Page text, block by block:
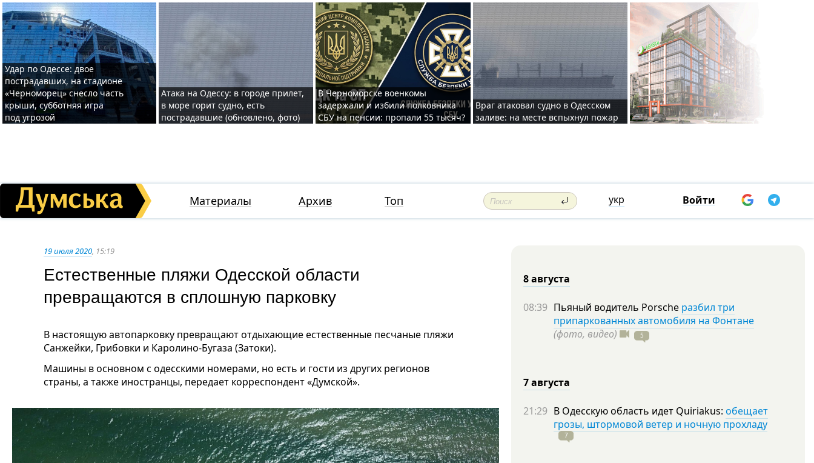
Удар по Одессе: двое
пострадавших, на стадионе
«Черноморец» снесло часть
крыши, субботняя игра
под угрозой
Атака на Одессу: в городе прилет,
в море горит судно, есть
пострадавшие (обновлено, фото)
В Черноморске военкомы
задержали и избили полковника
СБУ на пенсии: пропали 55 тысяч?
Враг атаковал судно в Одесском
заливе: на месте вспыхнул пожар
Материалы Архив Топ укр Войти
19 июля 2020, 15:19
Естественные пляжи Одесской области
превращаются в сплошную парковку
В настоящую автопарковку превращают отдыхающие естественные песчаные пляжи
Санжейки, Грибовки и Каролино-Бугаза (Затоки).
Машины в основном с одесскими номерами, но есть и гости из других регионов
страны, а также иностранцы, передает корреспондент «Думской».
8 августа
08:39 Пьяный водитель Porsche разбил три
припаркованных автомобиля на Фонтане
(фото, видео)
5
7 августа
21:29 В Одесскую область идет Quiriakus: обещает
грозы, штормовой ветер и ночную прохладу
7